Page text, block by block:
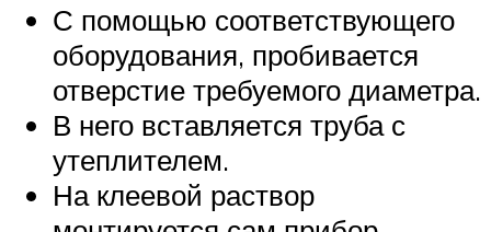
С помощью соответствующего
оборудования, пробивается
отверстие требуемого диаметра.
В него вставляется труба с
утеплителем.
На клеевой раствор